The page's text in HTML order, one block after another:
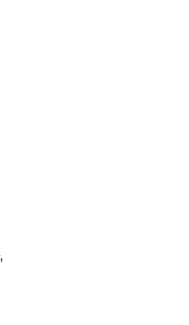
,